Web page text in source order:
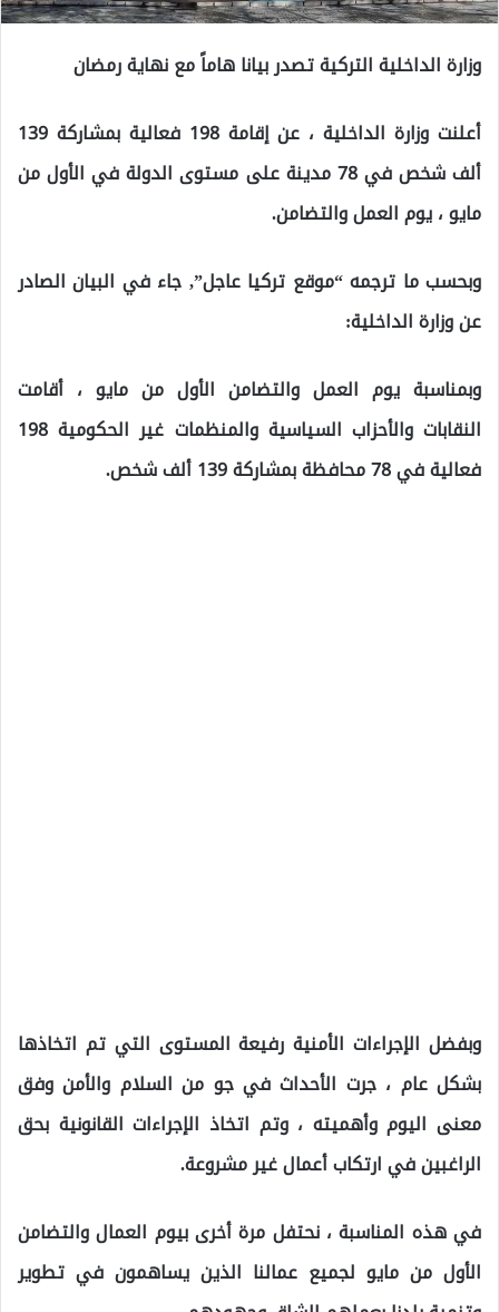
وزارة الداخلية التركية تصدر بيانا هاماً مع نهاية رمضان
أعلنت وزارة الداخلية ، عن إقامة 198 فعالية بمشاركة 139
ألف شخص في 78 مدينة على مستوى الدولة في الأول من
مايو ، يوم العمل والتضامن.
وبحسب ما ترجمه “موقع تركيا عاجل”, جاء في البيان الصادر
عن وزارة الداخلية:
وبمناسبة يوم العمل والتضامن الأول من مايو ، أقامت
النقابات والأحزاب السياسية والمنظمات غير الحكومية 198
فعالية في 78 محافظة بمشاركة 139 ألف شخص.
وبفضل الإجراءات الأمنية رفيعة المستوى التي تم اتخاذها
بشكل عام ، جرت الأحداث في جو من السلام والأمن وفق
معنى اليوم وأهميته ، وتم اتخاذ الإجراءات القانونية بحق
الراغبين في ارتكاب أعمال غير مشروعة.
في هذه المناسبة ، نحتفل مرة أخرى بيوم العمال والتضامن
الأول من مايو لجميع عمالنا الذين يساهمون في تطوير